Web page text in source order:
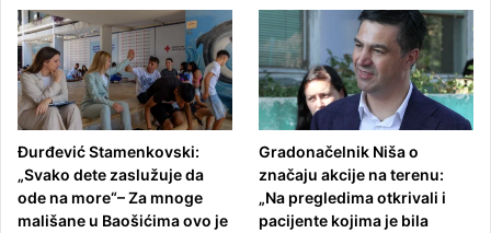
Đurđević Stamenkovski:
„Svako dete zaslužuje da
ode na more“– Za mnoge
mališane u Baošićima ovo je
Gradonačelnik Niša o
značaju akcije na terenu:
„Na pregledima otkrivali i
pacijente kojima je bila